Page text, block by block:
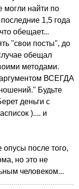
могли найти по
1,5 года
обещает...
"свои посты", до
обещал
методами.
аргументом ВСЕГДА
Будьте
деньги с
).... и
после того,
но это не
человеком...